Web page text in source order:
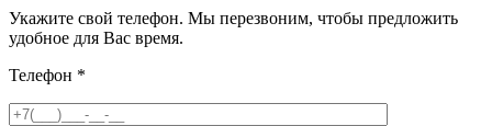
Укажите свой телефон. Мы перезвоним, чтобы предложить
удобное для Вас время.
Телефон *